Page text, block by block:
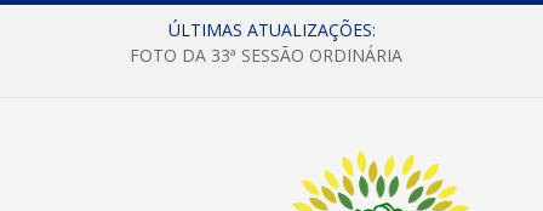
ÚLTIMAS ATUALIZAÇÕES:
FOTO DA 33ª SESSÃO ORDINÁRIA